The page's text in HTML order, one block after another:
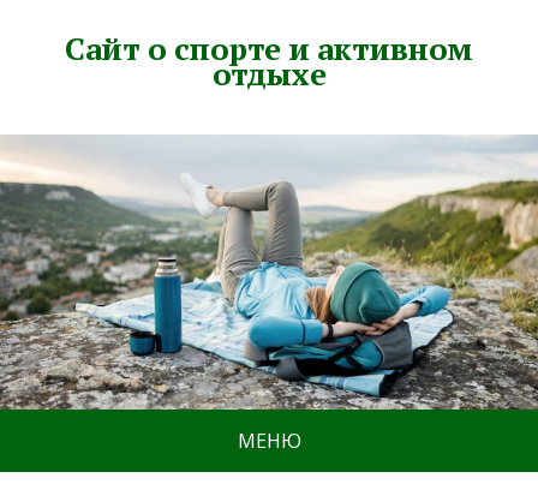
Сайт о спорте и активном
отдыхе
МЕНЮ